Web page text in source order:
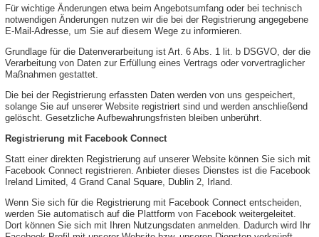
Für wichtige Änderungen etwa beim Angebotsumfang oder bei technisch
notwendigen Änderungen nutzen wir die bei der Registrierung angegebene
E-Mail-Adresse, um Sie auf diesem Wege zu informieren.
Grundlage für die Datenverarbeitung ist Art. 6 Abs. 1 lit. b DSGVO, der die
Verarbeitung von Daten zur Erfüllung eines Vertrags oder vorvertraglicher
Maßnahmen gestattet.
Die bei der Registrierung erfassten Daten werden von uns gespeichert,
solange Sie auf unserer Website registriert sind und werden anschließend
gelöscht. Gesetzliche Aufbewahrungsfristen bleiben unberührt.
Registrierung mit Facebook Connect
Statt einer direkten Registrierung auf unserer Website können Sie sich mit
Facebook Connect registrieren. Anbieter dieses Dienstes ist die Facebook
Ireland Limited, 4 Grand Canal Square, Dublin 2, Irland.
Wenn Sie sich für die Registrierung mit Facebook Connect entscheiden,
werden Sie automatisch auf die Plattform von Facebook weitergeleitet.
Dort können Sie sich mit Ihren Nutzungsdaten anmelden. Dadurch wird Ihr